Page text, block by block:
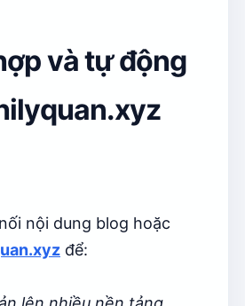
và tự động
nội dung blog hoặc
để: